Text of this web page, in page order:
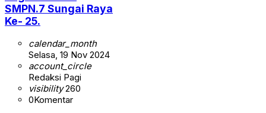
SMPN.7 Sungai Raya
Ke- 25.
calendar_month
Selasa, 19 Nov 2024
account_circle
Redaksi Pagi
visibility260
0Komentar